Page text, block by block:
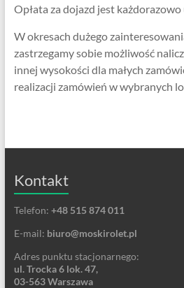
Opłata za dojazd jest
W okresach dużego
zastrzegamy sobie możliwość
innej wysokości dla małych
realizacji zamówień w wybranych
Kontakt
Telefon: +48 515 874 011
E-mail: biuro@moskirolet.pl
Adres punktu stacjonarnego:
ul. Trocka 6 lok. 47,
03-563 Warszawa